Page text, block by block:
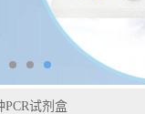
试剂盒